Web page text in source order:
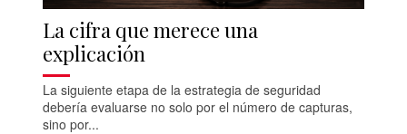
La cifra que merece una
explicación
La siguiente etapa de la estrategia de seguridad
debería evaluarse no solo por el número de capturas,
sino por...